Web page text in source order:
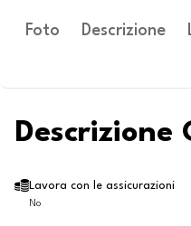
Foto Descrizione
Descrizione
Lavora con le assicurazioni
No